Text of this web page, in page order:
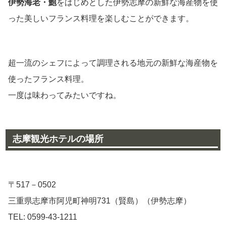
伊勢海老・鮑をはじめとした伊勢志摩の新鮮な海産物を使
った美しいフランス料理を楽しむことができます。
超一流のシェフによって調理される地元の新鮮な海産物を
使ったフランス料理。
一度は味わってみたいですね。
志摩観光ホテルの場所
〒517－0502
三重県志摩市阿児町神明731（賢島）（伊勢志摩）
TEL: 0599-43-1211